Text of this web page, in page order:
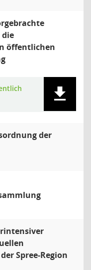
die
öffentlichen
der
Spree-Region